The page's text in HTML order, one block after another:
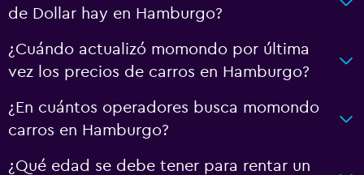
de Dollar hay en Hamburgo?
¿Cuándo actualizó momondo por última
vez los precios de carros en Hamburgo?
¿En cuántos operadores busca momondo
carros en Hamburgo?
¿Qué edad se debe tener para rentar un